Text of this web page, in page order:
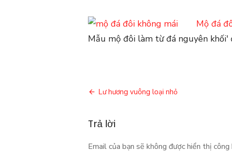
Mộ đá
Mẫu mộ đôi làm từ đá nguyên khối'
Điều
bài
viết
Lư hương vuông loại nhỏ
Trả lời
Email của bạn sẽ không được hiển thị công